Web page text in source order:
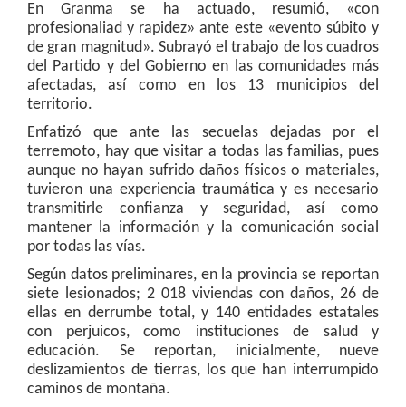
En Granma se ha actuado, resumió, «con
profesionaliad y rapidez» ante este «evento súbito y
de gran magnitud». Subrayó el trabajo de los cuadros
del Partido y del Gobierno en las comunidades más
afectadas, así como en los 13 municipios del
territorio.
Enfatizó que ante las secuelas dejadas por el
terremoto, hay que visitar a todas las familias, pues
aunque no hayan sufrido daños físicos o materiales,
tuvieron una experiencia traumática y es necesario
transmitirle confianza y seguridad, así como
mantener la información y la comunicación social
por todas las vías.
Según datos preliminares, en la provincia se reportan
siete lesionados; 2 018 viviendas con daños, 26 de
ellas en derrumbe total, y 140 entidades estatales
con perjuicos, como instituciones de salud y
educación. Se reportan, inicialmente, nueve
deslizamientos de tierras, los que han interrumpido
caminos de montaña.